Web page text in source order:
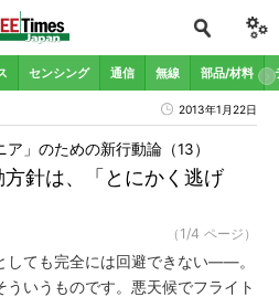
センシング 通信 無線 部品/材料
2013年1月22日
方針は、「とにかく逃げ
ア」のための新行動論（13）
（1/4 ページ）
しても完全には回避できない――。
いうものです。悪天候でフライト